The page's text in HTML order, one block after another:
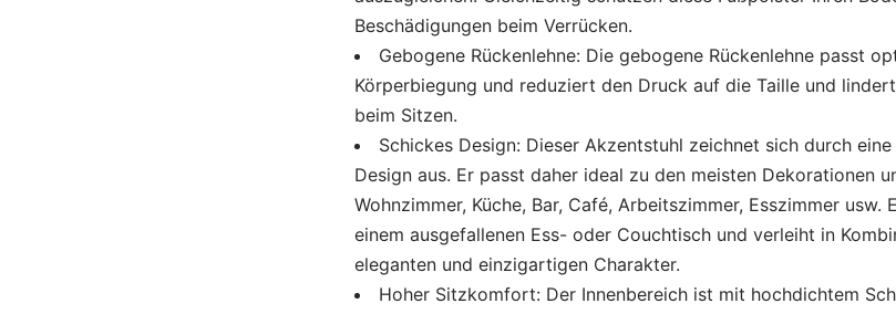
Beschädigungen beim Verrücken.
Gebogene Rückenlehne: Die gebogene Rückenlehne passt
Körperbiegung und reduziert den Druck auf die Taille und
beim Sitzen.
Schickes Design: Dieser Akzentstuhl zeichnet sich durch
Design aus. Er passt daher ideal zu den meisten Dekorationen
Wohnzimmer, Küche, Bar, Café, Arbeitszimmer, Esszimmer usw.
einem ausgefallenen Ess- oder Couchtisch und verleiht in
eleganten und einzigartigen Charakter.
Hoher Sitzkomfort: Der Innenbereich ist mit hochdichtem